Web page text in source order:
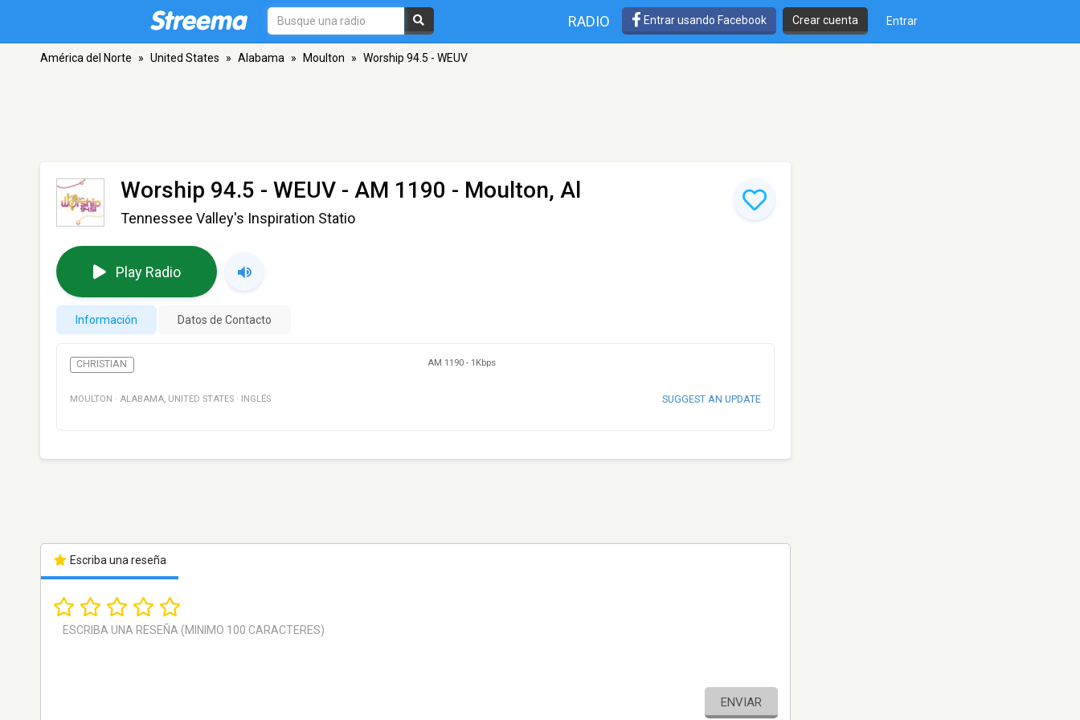
RADIO Entrar usando Facebook Crear cuenta Entrar
América del Norte » United States » Alabama » Moulton » Worship 94.5 - WEUV
Worship 94.5 - WEUV - AM 1190 - Moulton, Al
Tennessee Valley's Inspiration Statio
Play Radio
Información Datos de Contacto
CHRISTIAN AM 1190 - 1Kbps
MOULTON · ALABAMA, UNITED STATES · INGLÉS SUGGEST AN UPDATE
Escriba una reseña
ENVIAR